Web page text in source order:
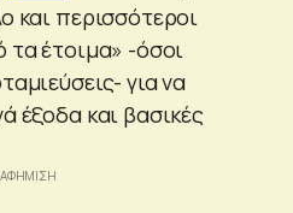
και περισσότεροι
τα έτοιμα» -όσοι
για να
έξοδα και βασικές